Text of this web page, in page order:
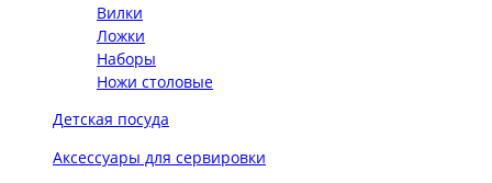
Вилки
Ложки
Наборы
Ножи столовые
Детская посуда
Аксессуары для сервировки